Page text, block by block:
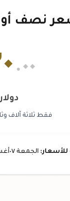
نصف
.٠٠
فقط ثلاثة آلاف
للأسعار: الجمعة ٠٧